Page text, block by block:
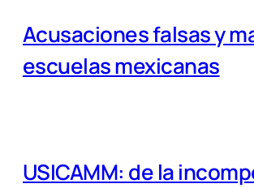
Acusaciones falsas y
escuelas mexicanas
USICAMM: de la